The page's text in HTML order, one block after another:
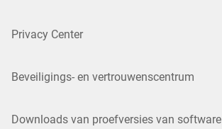
Privacy Center
Beveiligings- en vertrouwenscentrum
Downloads van proefversies van software